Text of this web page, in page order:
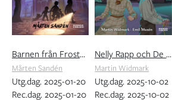
Barnen från Frostmoplan
Mårten Sandén
Utg.dag. 2025-01-20
Rec.dag. 2025-01-20
Nelly Rapp och De dödas hotell
Martin Widmark
Utg.dag. 2025-10-02
Rec.dag. 2025-10-02